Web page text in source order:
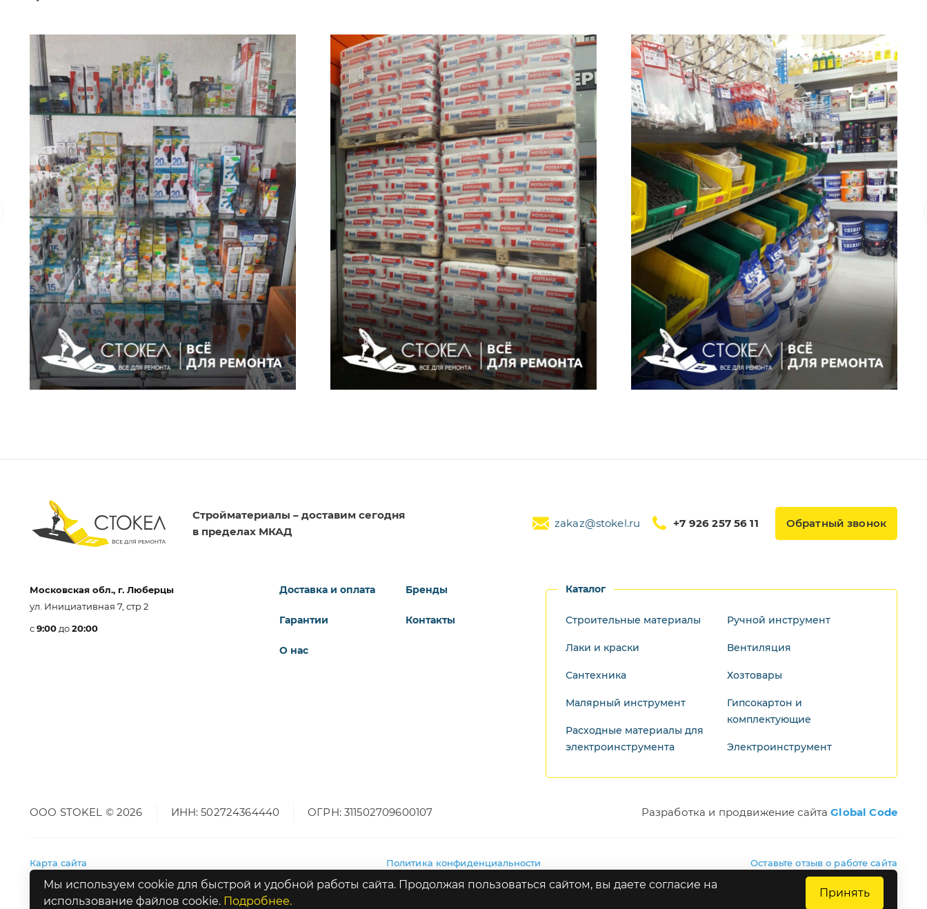
Стройматериалы – доставим сегодня
в пределах МКАД
zakaz@stokel.ru +7 926 257 56 11 Обратный звонок
Московская обл., г. Люберцы
ул. Инициативная 7, стр 2
с9:00 до20:00
Доставка и оплата
Гарантии
О нас
Бренды
Контакты
Каталог
Строительные материалы
Лаки и краски
Сантехника
Малярный инструмент
Расходные материалы для
электроинструмента
Ручной инструмент
Вентиляция
Хозтовары
Гипсокартон и
комплектующие
Электроинструмент
ООО STOKEL © 2026 ИНН: 502724364440 ОГРН: 311502709600107 Разработка и продвижение сайтаGlobal Code
Карта сайта Политика конфиденциальности Оставьте отзыв о работе сайта
Мы используем cookie для быстрой и удобной работы сайта. Продолжая пользоваться сайтом, вы даете согласие на
использование файлов cookie. Подробнее.
Принять